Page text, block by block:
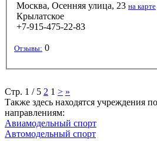
Москва, Осенняя улица, 23 на карте
Крылатское
+7-915-475-22-83
Отзывы: 0
Стр. 1 / 5 2 1 > »
Также здесь находятся учреждения
направлениям:
Авиамодельный спорт
Автомодельный спорт